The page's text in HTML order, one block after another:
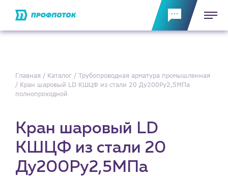
Главная Каталог
Трубопроводная арматура промышленная
Кран шаровый LD КШЦФ из стали 20 Ду200Ру2,5МПа
полнопроходной
Кран шаровый LD
КШЦФ из стали 20
Ду200Ру2,5МПа